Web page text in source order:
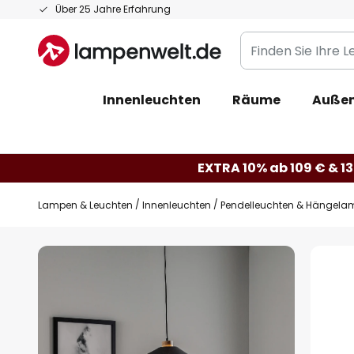
Über 25 Jahre Erfahrung
Zum
springen
Finden
Sie
Leuchte...
Innenleuchten Räume
EXTRA 10% ab 109 € &
Lampen & Leuchten Innenleuchten Pendelleuchten &
Zum
Bildgalerie
springen